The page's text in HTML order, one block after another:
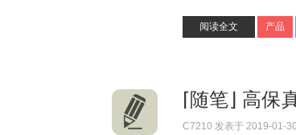
阅读全文 产品
⌈随笔⌋ 高保
C7210 发表于 2019-01-